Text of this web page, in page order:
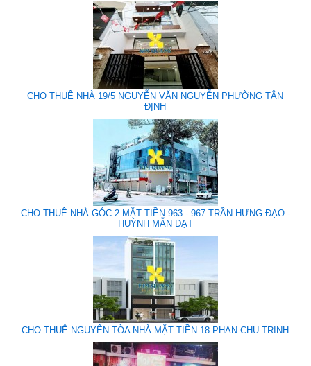
CHO THUÊ NHÀ 19/5 NGUYỄN VĂN NGUYỄN PHƯỜNG TÂN
ĐỊNH
CHO THUÊ NHÀ GÓC 2 MẶT TIỀN 963 - 967 TRẦN HƯNG ĐẠO -
HUỲNH MẪN ĐẠT
CHO THUÊ NGUYÊN TÒA NHÀ MẶT TIỀN 18 PHAN CHU TRINH